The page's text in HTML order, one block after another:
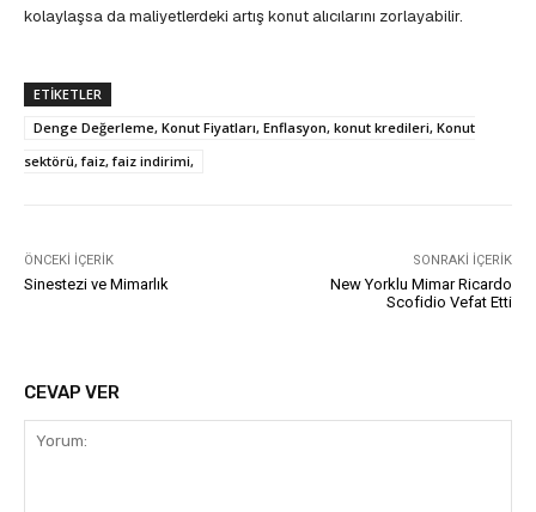
kolaylaşsa da maliyetlerdeki artış konut alıcılarını zorlayabilir.
ETIKETLER
Denge Değerleme, Konut Fiyatları, Enflasyon, konut kredileri, Konut
sektörü, faiz, faiz indirimi,
ÖNCEKI İÇERIK
Sinestezi ve Mimarlık
SONRAKI İÇERIK
New Yorklu Mimar Ricardo
Scofidio Vefat Etti
CEVAP VER